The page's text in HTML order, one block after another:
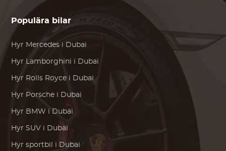
Populära bilar
Hyr Mercedes i Dubai
Hyr Lamborghini i Dubai
Hyr Rolls Royce i Dubai
Hyr Porsche i Dubai
Hyr BMW i Dubai
Hyr SUV i Dubai
Hyr sportbil i Dubai